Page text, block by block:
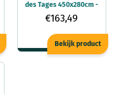
des Tages 450x280cm -
Vliesbehang
€163,49
Bekijk product